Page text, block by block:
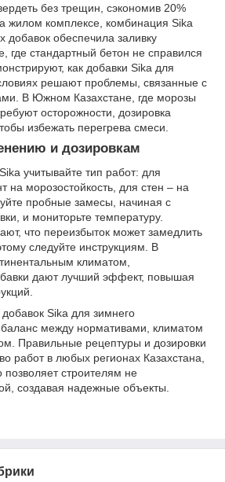
без трещин, сэкономив 20%
жилом комплексе, комбинация Sika
добавок обеспечила заливку
где стандартный бетон не справился
как добавки Sika для
решают проблемы, связанные с
В Южном Казахстане, где морозы
осторожности, дозировка
избежать перегрева смеси.
и дозировкам
учитывайте тип работ: для
на морозостойкость, для стен – на
пробные замесы, начиная с
и мониторьте температуру.
что переизбыток может замедлить
следуйте инструкциям. В
климатом,
дают лучший эффект, повышая
Sika для зимнего
между нормативами, климатом
Правильные рецептуры и дозировки
работ в любых регионах Казахстана,
строителям не
создавая надежные объекты.